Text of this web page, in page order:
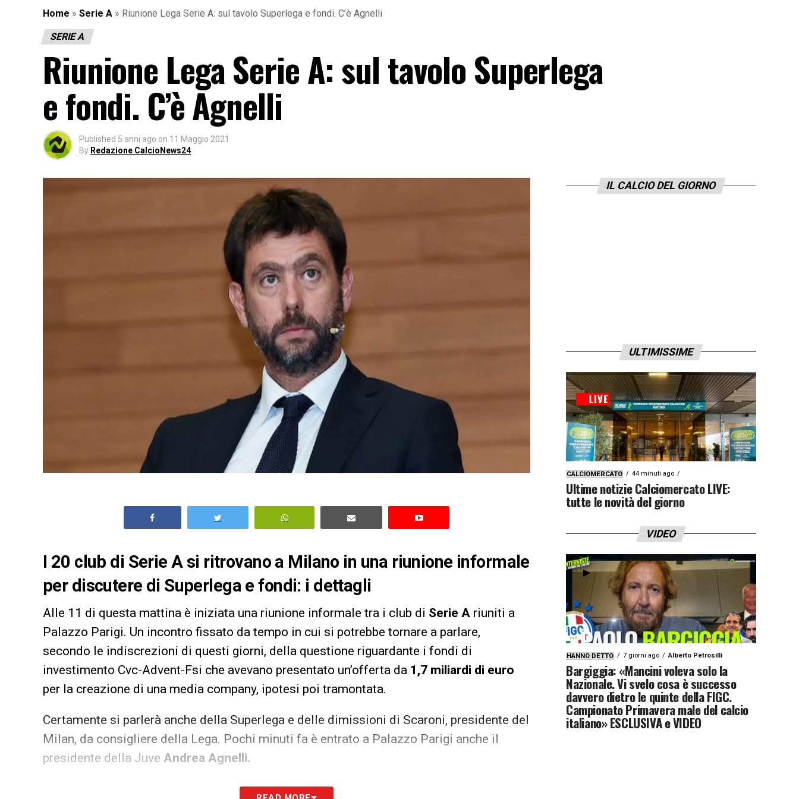
Home » Serie A » Riunione Lega Serie A: sul tavolo Superlega e fondi. C’è Agnelli
SERIE A
Riunione Lega Serie A: sul tavolo Superlega
e fondi. C’è Agnelli
Published 5 anni ago on 11 Maggio 2021
By Redazione CalcioNews24
I 20 club di Serie A si ritrovano a Milano in una riunione informale
per discutere di Superlega e fondi: i dettagli
Alle 11 di questa mattina è iniziata una riunione informale tra i club di Serie A riuniti a
Palazzo Parigi. Un incontro fissato da tempo in cui si potrebbe tornare a parlare,
secondo le indiscrezioni di questi giorni, della questione riguardante i fondi di
investimento Cvc-Advent-Fsi che avevano presentato un’offerta da 1,7 miliardi di euro
per la creazione di una media company, ipotesi poi tramontata.
Certamente si parlerà anche della Superlega e delle dimissioni di Scaroni, presidente del
Milan, da consigliere della Lega. Pochi minuti fa è entrato a Palazzo Parigi anche il
presidente della Juve Andrea Agnelli.
LA PLAYLIST DELLE NOSTRE TOP NEWS
IL CALCIO DEL GIORNO
ULTIMISSIME
CALCIOMERCATO 44 minuti ago
Ultime notizie Calciomercato LIVE:
tutte le novità del giorno
VIDEO
HANNO DETTO 7 giorni ago Alberto Petrosilli
Bargiggia: «Mancini voleva solo la
Nazionale. Vi svelo cosa è successo
davvero dietro le quinte della FIGC.
Campionato Primavera male del calcio
italiano» ESCLUSIVA e VIDEO